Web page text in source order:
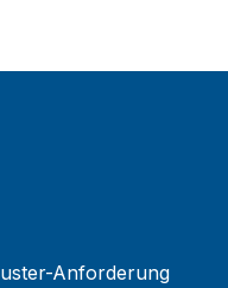
Anforderung